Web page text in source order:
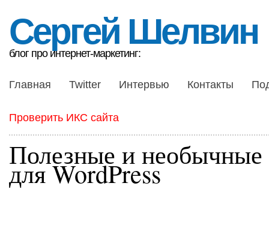
Сергей Шелвин
блог про интернет-маркетинг:
Главная Twitter Интервью Контакты
Проверить ИКС сайта
Полезные и
для WordPress